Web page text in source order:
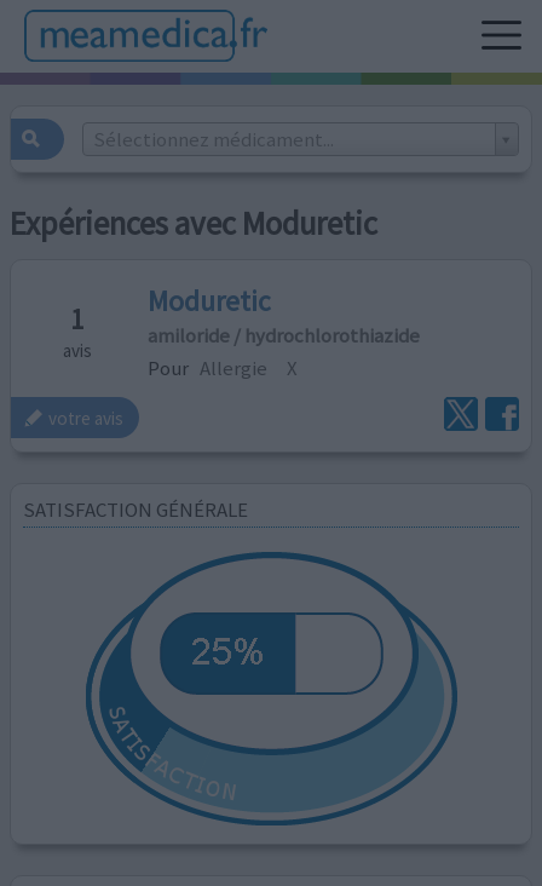
Sélectionnez médicament...
Expériences avec Moduretic
1
avis
Moduretic
amiloride / hydrochlorothiazide
Pour Allergie X
votre avis
SATISFACTION GÉNÉRALE